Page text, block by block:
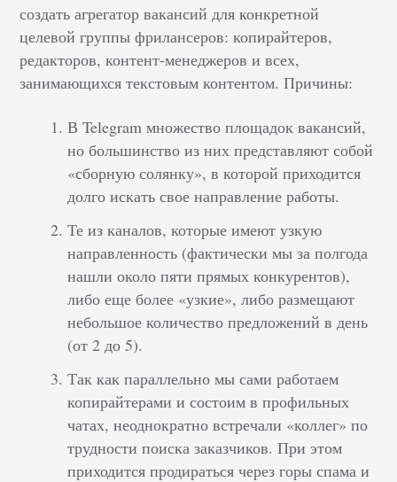
создать агрегатор вакансий для конкретной
целевой группы фрилансеров: копирайтеров,
редакторов, контент-менеджеров и всех,
занимающихся текстовым контентом. Причины:
В Telegram множество площадок вакансий,
но большинство из них представляют собой
«сборную солянку», в которой приходится
долго искать свое направление работы.
Те из каналов, которые имеют узкую
направленность (фактически мы за полгода
нашли около пяти прямых конкурентов),
либо еще более «узкие», либо размещают
небольшое количество предложений в день
(от 2 до 5).
Так как параллельно мы сами работаем
копирайтерами и состоим в профильных
чатах, неоднократно встречали «коллег» по
трудности поиска заказчиков. При этом
приходится продираться через горы спама и